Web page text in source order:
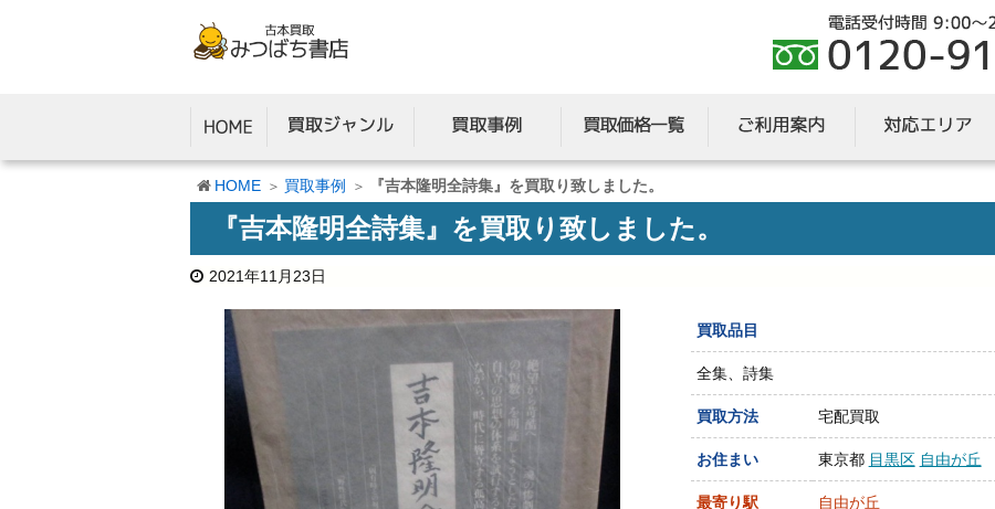
HOME 買取事例 『吉本隆明全詩集』を買取り致しました。
『吉本隆明全詩集』を買取り致しました。
2021年11月23日
買取品目
全集、詩集
買取方法 宅配買取
お住まい 東京都 目黒区 自由が丘
最寄り駅 自由が丘